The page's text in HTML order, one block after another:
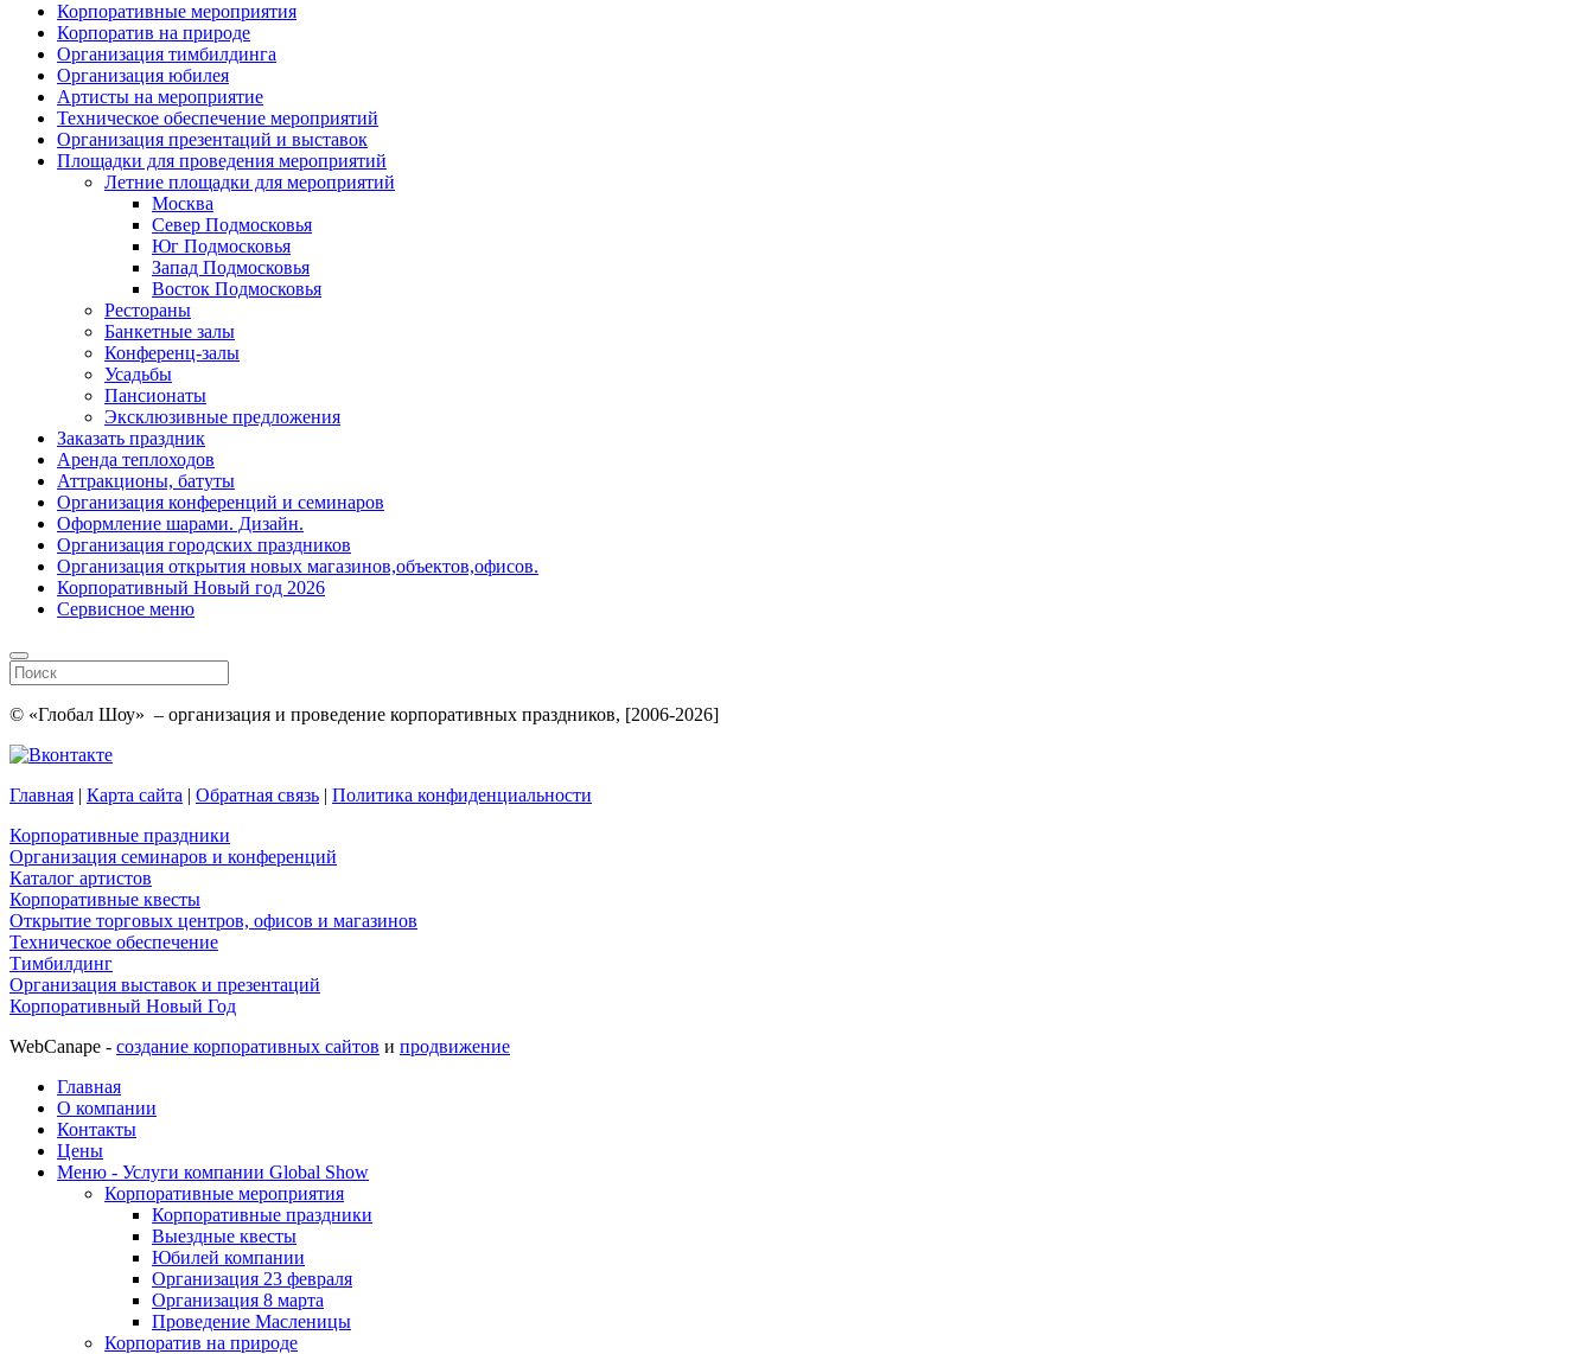
Корпоративные мероприятия
Корпоратив на природе
Организация тимбилдинга
Организация юбилея
Артисты на мероприятие
Техническое обеспечение мероприятий
Организация презентаций и выставок
Площадки для проведения мероприятий
Летние площадки для мероприятий
Москва
Север Подмосковья
Юг Подмосковья
Запад Подмосковья
Восток Подмосковья
Рестораны
Банкетные залы
Конференц-залы
Усадьбы
Пансионаты
Эксклюзивные предложения
Заказать праздник
Аренда теплоходов
Аттракционы, батуты
Организация конференций и семинаров
Оформление шарами. Дизайн.
Организация городских праздников
Организация открытия новых магазинов,объектов,офисов.
Корпоративный Новый год 2026
Сервисное меню
© «Глобал Шоу» – организация и проведение корпоративных праздников, [2006-2026]
Главная | Карта сайта | Обратная связь | Политика конфиденциальности
Корпоративные праздники
Организация семинаров и конференций
Каталог артистов
Корпоративные квесты
Открытие торговых центров, офисов и магазинов
Техническое обеспечение
Тимбилдинг
Организация выставок и презентаций
Корпоративный Новый Год
WebCanape - создание корпоративных сайтов и продвижение
Главная
О компании
Контакты
Цены
Меню - Услуги компании Global Show
Корпоративные мероприятия
Корпоративные праздники
Выездные квесты
Юбилей компании
Организация 23 февраля
Организация 8 марта
Проведение Масленицы
Корпоратив на природе